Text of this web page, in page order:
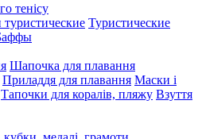
тенісу
Туристические
Шапочка для плавання
Приладдя для плавання Маски і
Тапочки для коралів, пляжу Взуття